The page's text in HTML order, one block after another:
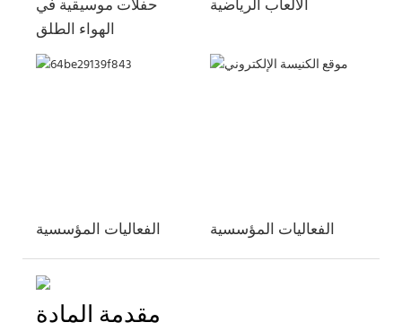
حفلات موسيقية في
الهواء الطلق
الألعاب الرياضية
الفعاليات المؤسسية الفعاليات المؤسسية
مقدمة المادة